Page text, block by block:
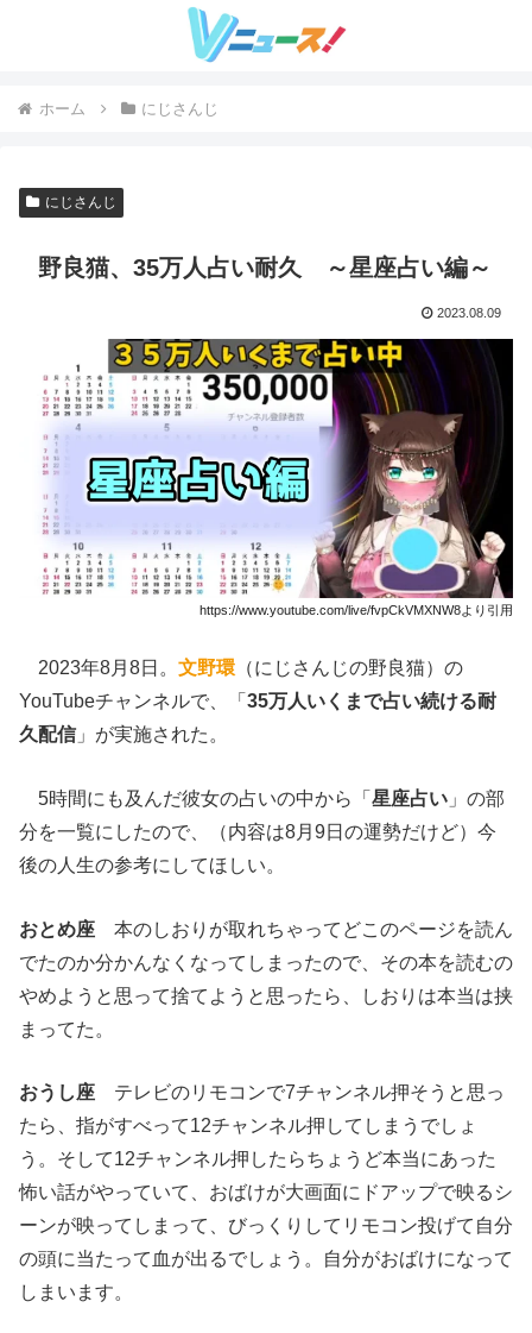
ホーム にじさんじ
にじさんじ
野良猫、35万人占い耐久 ～星座占い編～
2023.08.09
https://www.youtube.com/live/fvpCkVMXNW8より引用
2023年8月8日。 文野環 （にじさんじの野良猫）の
YouTubeチャンネルで、「 35万人いくまで占い続ける耐
久配信」が実施された。
5時間にも及んだ彼女の占いの中から「 星座占い 」の部
分を一覧にしたので、（内容は8月9日の運勢だけど）今
後の人生の参考にしてほしい。
おとめ座 本のしおりが取れちゃってどこのページを読ん
でたのか分かんなくなってしまったので、その本を読むの
やめようと思って捨てようと思ったら、しおりは本当は挟
まってた。
おうし座 テレビのリモコンで7チャンネル押そうと思っ
たら、指がすべって12チャンネル押してしまうでしょ
う。そして12チャンネル押したらちょうど本当にあった
怖い話がやっていて、おばけが大画面にドアップで映るシ
ーンが映ってしまって、びっくりしてリモコン投げて自分
の頭に当たって血が出るでしょう。自分がおばけになって
しまいます。